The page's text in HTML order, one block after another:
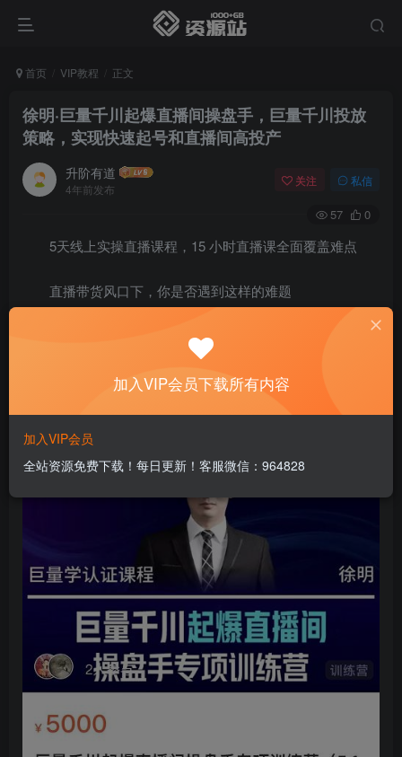
首页 VIP教程 正文
徐明·巨量千川起爆直播间操盘手，巨量千川投放
策略，实现快速起号和直播间高投产
升阶有道
4年前发布
关注 私信
57 0
5天线上实操直播课程，15 小时直播课全面覆盖难点
直播带货风口下，你是否遇到这样的难题
想通过巨量千川稳定流量快速起号，不懂起号逻辑？
想通过巨量千川撬动自然流量，不懂投放策略？
加入VIP会员下载所有内容
加入VIP会员
全站资源免费下载！每日更新！客服微信：964828